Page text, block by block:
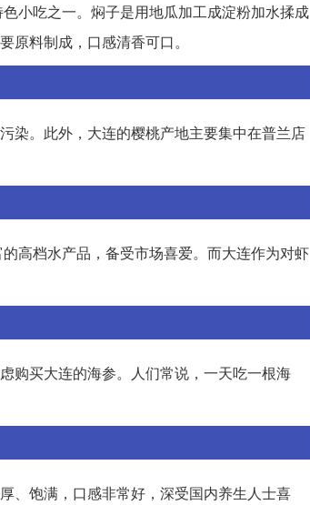
小吃之一。焖子是用地瓜加工成淀粉加水揉成
料制成，口感清香可口。
染。此外，大连的樱桃产地主要集中在普兰店
高档水产品，备受市场喜爱。而大连作为对虾
购买大连的海参。人们常说，一天吃一根海
、饱满，口感非常好，深受国内养生人士喜